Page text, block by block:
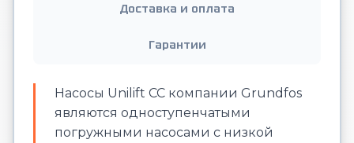
Доставка и оплата
Гарантии
Насосы Unilift CC компании Grundfos
являются одноступенчатыми
погружными насосами с низкой